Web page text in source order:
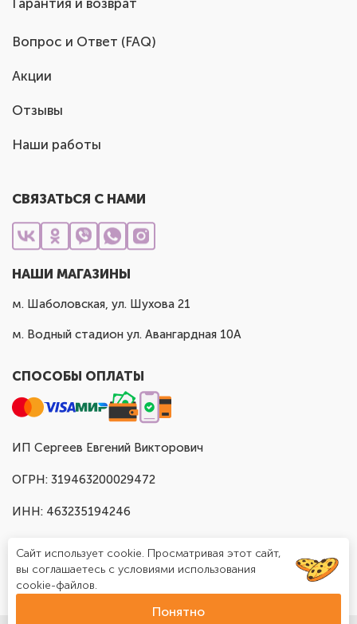
Гарантия и возврат
Вопрос и Ответ (FAQ)
Акции
Отзывы
Наши работы
СВЯЗАТЬСЯ С НАМИ
НАШИ МАГАЗИНЫ
м. Шаболовская, ул. Шухова 21
м. Водный стадион ул. Авангардная 10А
СПОСОБЫ ОПЛАТЫ
ИП Сергеев Евгений Викторович
ОГРН: 319463200029472
ИНН: 463235194246
Сайт использует cookie. Просматривая этот сайт,
вы соглашаетесь с условиями использования
cookie-файлов.
Понятно